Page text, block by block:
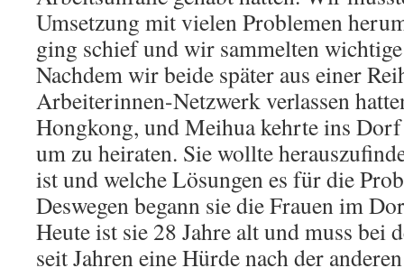
Umsetzung mit vielen Problemen
ging schief und wir sammelten
Nachdem wir beide später aus einer
Arbeiterinnen-Netzwerk verlassen
Hongkong, und Meihua kehrte ins
um zu heiraten. Sie wollte
ist und welche Lösungen es für die
Deswegen begann sie die Frauen im
Heute ist sie 28 Jahre alt und muss bei
seit Jahren eine Hürde nach der